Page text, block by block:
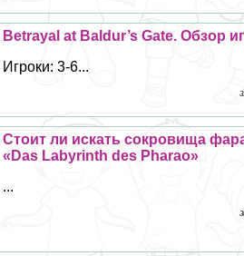
Betrayal at Baldur’s Gate. Обзор
Игроки: 3-6...
Стоит ли искать сокровища
«Das Labyrinth des Pharao»
...